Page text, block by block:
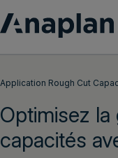
Clients
Ressources
Application Rough Cut
Optimisez
capacités